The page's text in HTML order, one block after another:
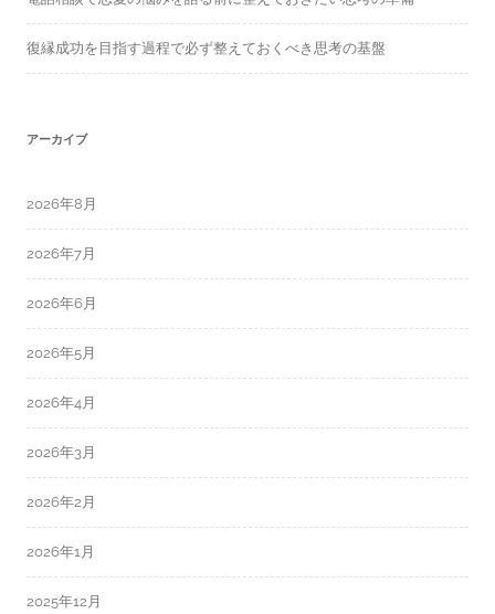
復縁成功を目指す過程で必ず整えておくべき思考の基盤
アーカイブ
2026年8月
2026年7月
2026年6月
2026年5月
2026年4月
2026年3月
2026年2月
2026年1月
2025年12月